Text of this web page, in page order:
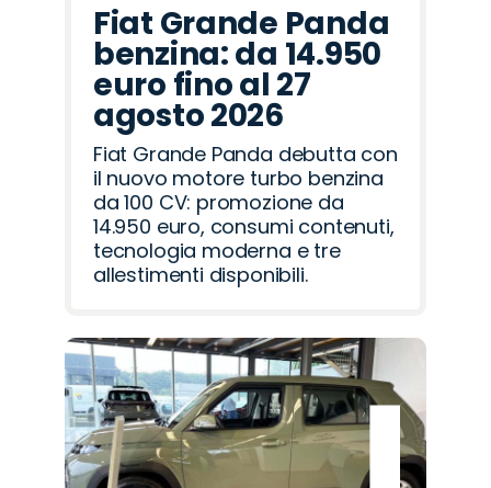
Fiat Grande Panda
benzina: da 14.950
euro fino al 27
agosto 2026
Fiat Grande Panda debutta con
il nuovo motore turbo benzina
da 100 CV: promozione da
14.950 euro, consumi contenuti,
tecnologia moderna e tre
allestimenti disponibili.